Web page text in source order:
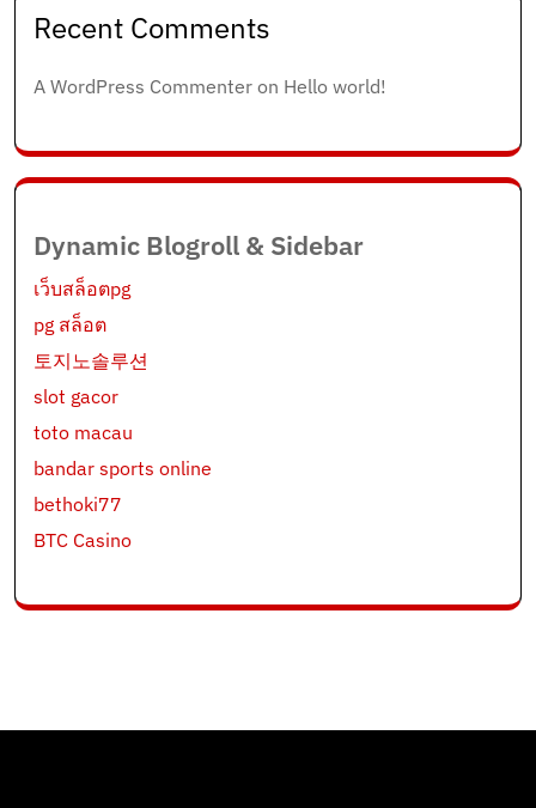
Recent Comments
A WordPress Commenter on Hello world!
Dynamic Blogroll & Sidebar
เว็บสล็อตpg
pg สล็อต
토지노솔루션
slot gacor
toto macau
bandar sports online
bethoki77
BTC Casino